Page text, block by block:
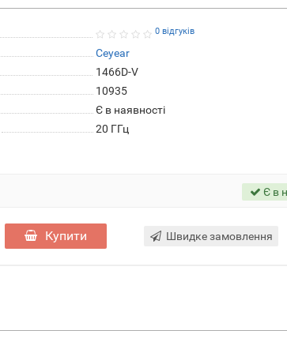
0 відгуків
Ceyear
1466D-V
10935
Є в наявності
20 ГГц
Є в
Купити Швидке замовлення